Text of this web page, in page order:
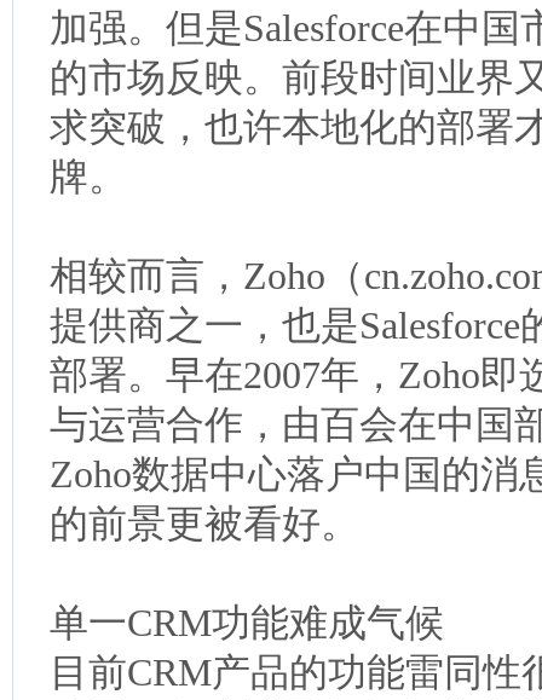
加强。但是Salesforce在中
的市场反映。前段时间业界
求突破，也许本地化的部署
牌。
相较而言，Zoho（
提供商之一，也是
部署。早在2007年，Zoho
与运营合作，由百会在中国
Zoho数据中心落户中国的消
的前景更被看好。
单一CRM功能难成气候
目前CRM产品的功能雷同